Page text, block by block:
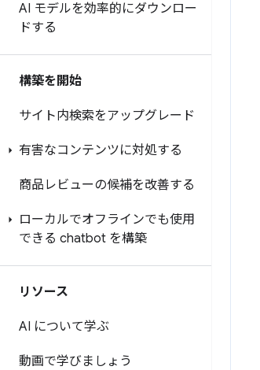
AI モデルを効率的にダウンロー
ドする
構築を開始
サイト内検索をアップグレード
有害なコンテンツに対処する
商品レビューの候補を改善する
ローカルでオフラインでも使用
できる chatbot を構築
リソース
AI について学ぶ
動画で学びましょう